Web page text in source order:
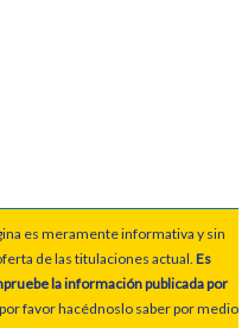
es meramente informativa y sin
de las titulaciones actual. Es
la información publicada por
favor hacédnoslo saber por medio